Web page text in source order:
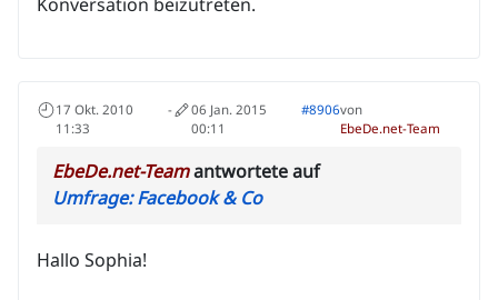
17 Okt. 2010
11:33
-
06 Jan. 2015
00:11
#8906von
EbeDe.net-Team
EbeDe.net-Teamantwortete auf
Umfrage: Facebook & Co
Hallo Sophia!